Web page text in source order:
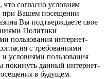
согласно условиям
при Вашем посещении
Вы подтверждаете свое
Политики
пользования интернет-
с требованиями
условиями пользования
покинуть данный интернет-
в будущем.